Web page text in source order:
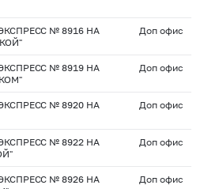
№ 8916 НА
Доп офис
№ 8919 НА
Доп офис
№ 8920 НА
Доп офис
№ 8922 НА
Доп офис
№ 8926 НА
Доп офис